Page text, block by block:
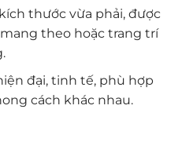
thước vừa phải, được
theo hoặc trang trí
đại, tinh tế, phù hợp
cách khác nhau.